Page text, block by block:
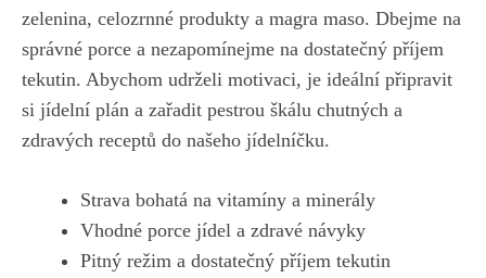
zelenina, celozrnné produkty a magra maso. Dbejme ⁣na
správné porce a nezapomínejme na dostatečný příjem
tekutin. Abychom udrželi⁢ motivaci, ⁣je ideální ⁤připravit​
si ‍jídelní plán a zařadit‍ pestrou ‌škálu chutných a
zdravých receptů do našeho jídelníčku.
Strava bohatá na vitamíny a minerály
Vhodné porce jídel a zdravé návyky
Pitný režim ‌a dostatečný příjem tekutin